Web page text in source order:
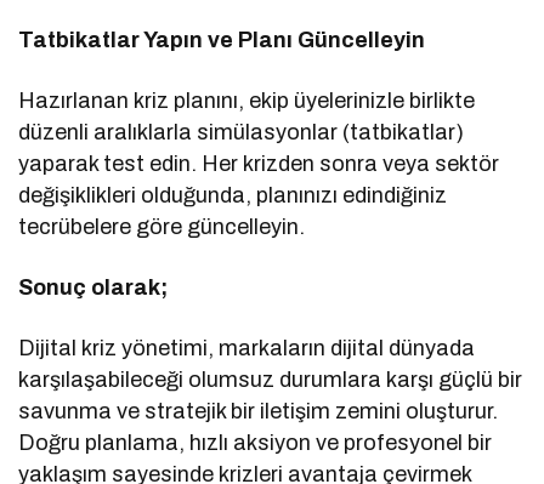
Tatbikatlar Yapın ve Planı Güncelleyin
Hazırlanan kriz planını, ekip üyelerinizle birlikte
düzenli aralıklarla simülasyonlar (tatbikatlar)
yaparak test edin. Her krizden sonra veya sektör
değişiklikleri olduğunda, planınızı edindiğiniz
tecrübelere göre güncelleyin.
Sonuç olarak;
Dijital kriz yönetimi, markaların dijital dünyada
karşılaşabileceği olumsuz durumlara karşı güçlü bir
savunma ve stratejik bir iletişim zemini oluşturur.
Doğru planlama, hızlı aksiyon ve profesyonel bir
yaklaşım sayesinde krizleri avantaja çevirmek